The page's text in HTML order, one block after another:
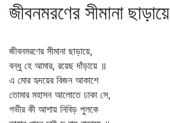
জীবনমরণের সীমানা ছাড়ায়ে
জীবনমরণের সীমানা ছাড়ায়ে,
বন্ধু হে আমার, রয়েছ দাঁড়ায়ে ॥
এ মোর হৃদয়ের বিজন আকাশে
তোমার মহাসন আলোতে ঢাকা সে,
গভীর কী আশায় নিবিড় পুলকে